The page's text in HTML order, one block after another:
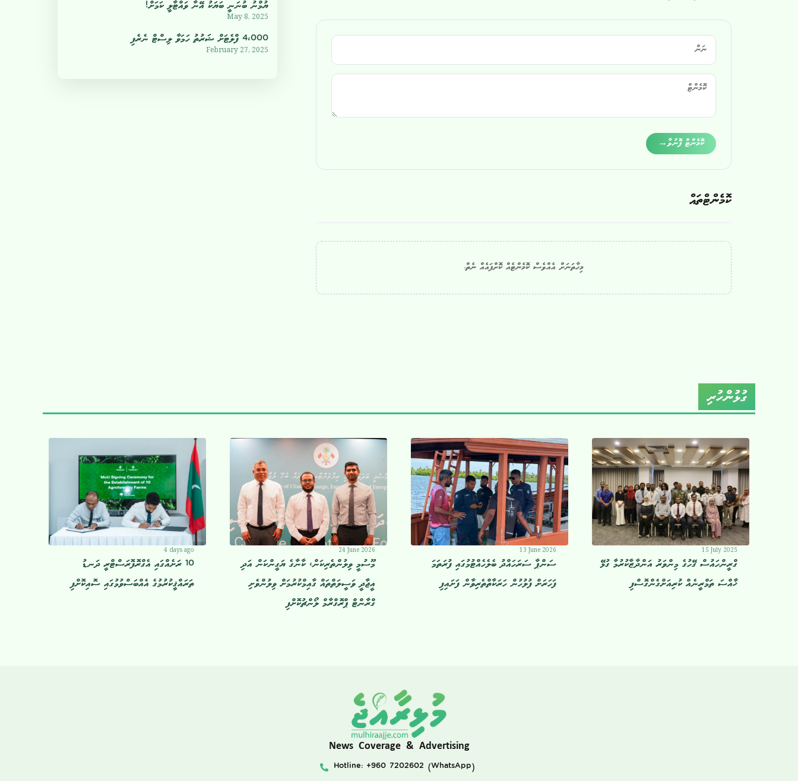
ކޮމެންޓް ފޮނުވާ→
ކޮމެންޓްތައް
މިހާތަނަށް އެއްވެސް ކޮމެންޓެއް ކޮށްފައެއް ނެތް.
ޔުމްނު ބުނަނީ ބަޔަކު އޭނާ ވައްޓާލީ ކަމަށް!
May 8, 2025
4،000 ފްލެޓަށް ޝަރުތު ހަމަވާ ލިސްޓް ނެރެފި
February 27, 2025
ގުޅުންހުރި
4 days ago
10 ރަށެއްގައި އެގްރޮފޮރަސްޓްރީ ދަނޑު
ތަރައްޤީކުރުމުގެ އެއްބަސްވުމުގައި ސޮއިކޮށްފި
24 June 2026
މޫސުމީ ވިލުންތެރިކަން، ކާނާގެ ޔަގީންކަން އަދި
އީޖާދީ ވަސީލަތްތައް ގާއިމްކުރުމަށް ވިލުންވެށި
ގްރާންޓް ޕްރޮގްރާމް ލޯންޗުކޮށްފި
13 June 2026
ސަންޕާ ސަރަހައްދު ބެލެހެއްޓުމުގައި ފުރަތަމަ
ފަހަރަށް ފުލުހުން ހަރަކާތްތެރިވާން ފަށައިފި
15 July 2025
ގްރީންހައުސް ގޭހުގެ މިންވަރު އަންދާޒާކުރުމާ ގުޅޭ
ޚާއްސަ ތަމްރީނެއް ކުރިއަށްގެންގޮސްފި
News Coverage & Advertising
Hotline: +960 7202602 (WhatsApp)